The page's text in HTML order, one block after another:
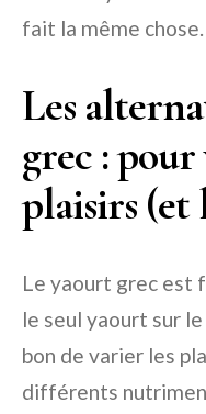
fait la même
Les
grec :
plaisirs (et
Le yaourt grec est
le seul yaourt sur
bon de varier les
différents